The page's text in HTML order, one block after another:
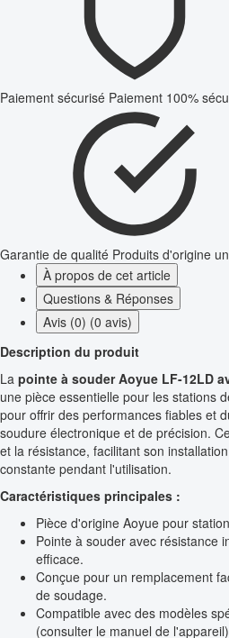
Paiement sécurisé Paiement 100%
Garantie de qualité Produits d'origine
À propos de cet article
Questions & Réponses
Avis (0) (0 avis)
Description du produit
La pointe à souder Aoyue LF-12LD
une pièce essentielle pour les stations
pour offrir des performances fiables et
soudure électronique et de précision.
et la résistance, facilitant son
constante pendant l'utilisation.
Caractéristiques principales :
Pièce d'origine Aoyue pour
Pointe à souder avec résistance
efficace.
Conçue pour un remplacement
de soudage.
Compatible avec des modèles
(consulter le manuel de